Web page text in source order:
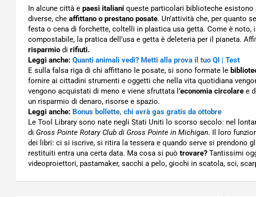
In alcune città e paesi italiani queste particolari biblioteche
diverse, che affittano o prestano posate. Un’attività che, per quanto
festa o cena di forchette, coltelli in plastica usa getta. Come è
compostabile, la pratica dell’usa e getta è deleteria per il pianeta.
risparmio di rifiuti.
Leggi anche: Quanti animali vedi? Metti alla prova il tuo QI | Test
E sulla falsa riga di chi affittano le posate, si sono formate le
fornire ai cittadini strumenti e oggetti che nella vita quotidiana
vengono acquistati di meno e viene sfruttata l’economia circolare e
un risparmio di denaro, risorse e spazio.
Leggi anche: Bonus bollette, chi avrà gas gratis da ottobre
Le Tool Library sono nate negli Stati Uniti lo scorso secolo: nel
di Gross Pointe Rotary Club di Gross Pointe in Michigan. Il loro
dei libri: ci si iscrive, si ritira la tessera e quando serve si prendono
restituiti entra una certa data. Ma cosa si può trovare? Tantissimi
videoproiettori, pastamaker, sacchi a pelo, giochi in scatola, sci,